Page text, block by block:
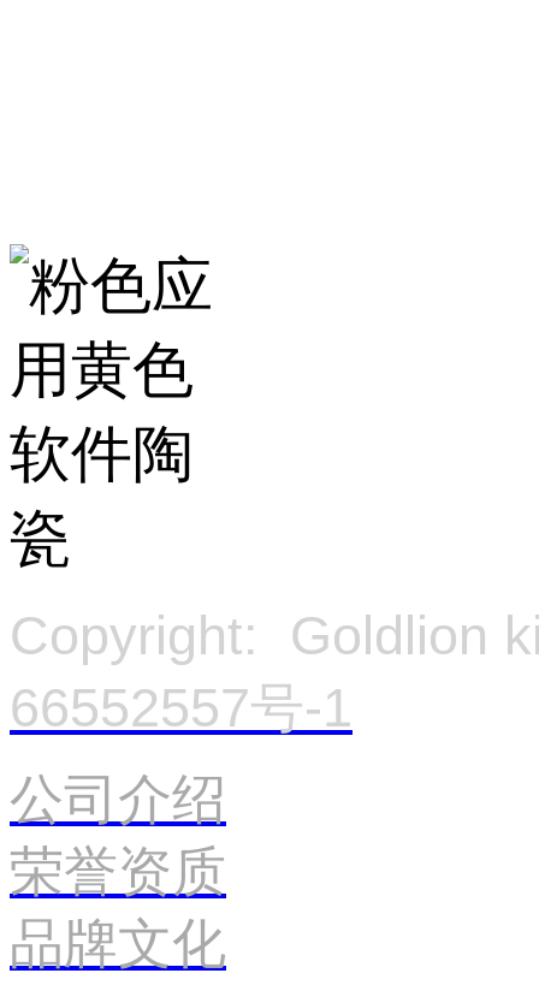
Copyright:
66552557号-1
公司介绍
荣誉资质
品牌文化